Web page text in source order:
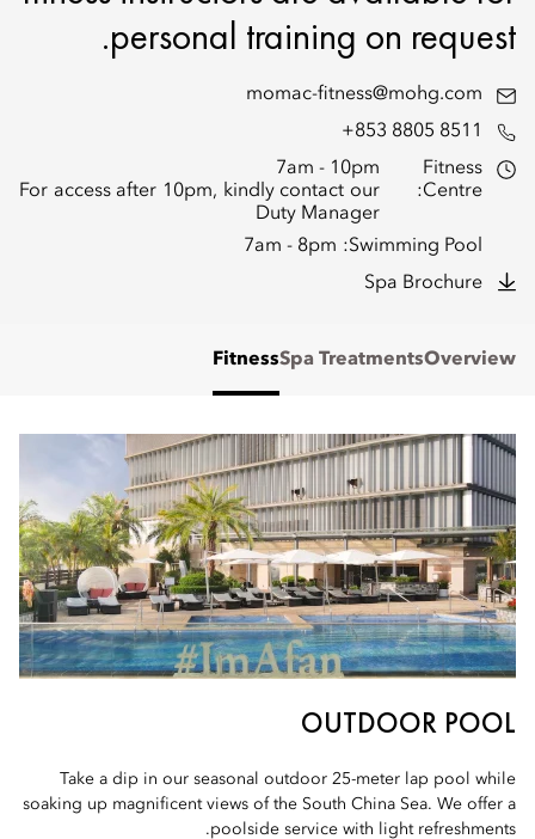
personal training on request.
momac-fitness@mohg.com
+853 8805 8511
Fitness
Centre:
7am - 10pm
For access after 10pm, kindly contact our
Duty Manager
Swimming Pool:
7am - 8pm
Spa Brochure
Overview
Spa Treatments
Fitness
OUTDOOR POOL
Take a dip in our seasonal outdoor 25-meter lap pool while
soaking up magnificent views of the South China Sea. We offer a
poolside service with light refreshments.